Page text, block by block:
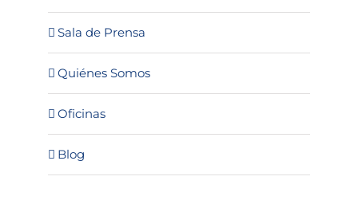
Sala de Prensa
Quiénes Somos
Oficinas
Blog